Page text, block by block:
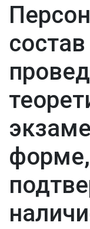
форме,